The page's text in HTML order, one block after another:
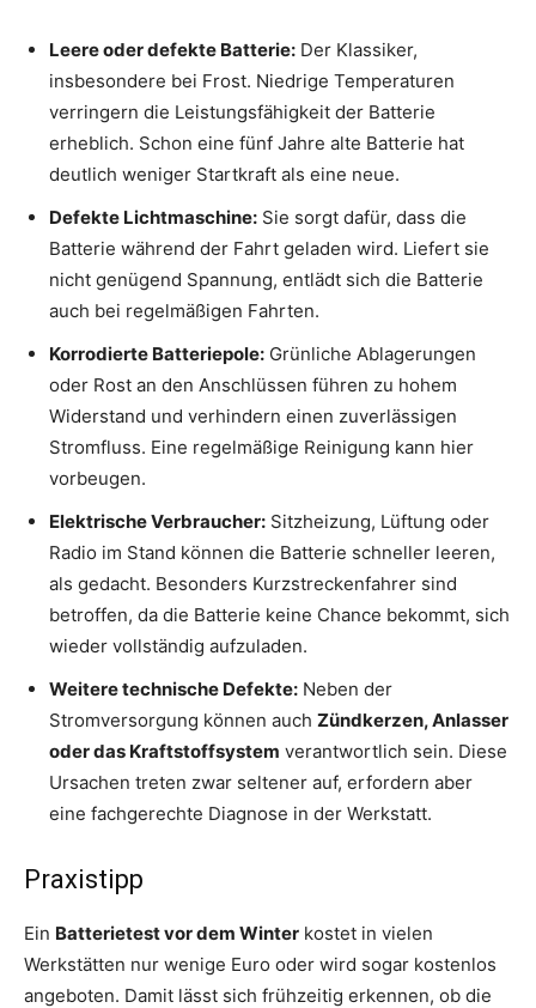
Leere oder defekte Batterie: Der Klassiker,
insbesondere bei Frost. Niedrige Temperaturen
verringern die Leistungsfähigkeit der Batterie
erheblich. Schon eine fünf Jahre alte Batterie hat
deutlich weniger Startkraft als eine neue.
Defekte Lichtmaschine: Sie sorgt dafür, dass die
Batterie während der Fahrt geladen wird. Liefert sie
nicht genügend Spannung, entlädt sich die Batterie
auch bei regelmäßigen Fahrten.
Korrodierte Batteriepole: Grünliche Ablagerungen
oder Rost an den Anschlüssen führen zu hohem
Widerstand und verhindern einen zuverlässigen
Stromfluss. Eine regelmäßige Reinigung kann hier
vorbeugen.
Elektrische Verbraucher: Sitzheizung, Lüftung oder
Radio im Stand können die Batterie schneller leeren,
als gedacht. Besonders Kurzstreckenfahrer sind
betroffen, da die Batterie keine Chance bekommt, sich
wieder vollständig aufzuladen.
Weitere technische Defekte: Neben der
Stromversorgung können auch Zündkerzen, Anlasser
oder das Kraftstoffsystem verantwortlich sein. Diese
Ursachen treten zwar seltener auf, erfordern aber
eine fachgerechte Diagnose in der Werkstatt.
Praxistipp
Ein Batterietest vor dem Winter kostet in vielen
Werkstätten nur wenige Euro oder wird sogar kostenlos
angeboten. Damit lässt sich frühzeitig erkennen, ob die